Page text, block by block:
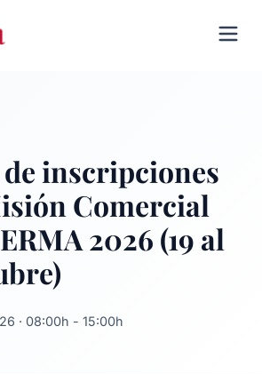
inscripciones
Comercial
2026 (19 al
· 08:00h - 15:00h